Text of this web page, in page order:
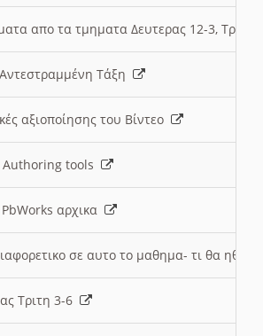
απο τα τμηματα Δευτερας 12-3,
Τάξη
αξιοποίησης του Βίντεο
tools
αρχικα
σε αυτο το μαθημα- τι θα
Τριτη 3-6